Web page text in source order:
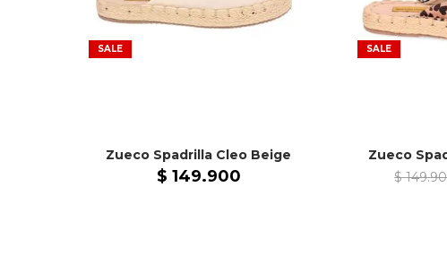
SALE
Zueco Spadrilla Cleo Beige
$ 149.900
SALE
$ 149.